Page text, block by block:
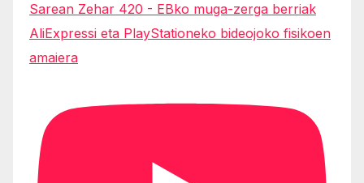
Sarean Zehar 420 - EBko muga-zerga berriak
AliExpressi eta PlayStationeko bideojoko fisikoen
amaiera